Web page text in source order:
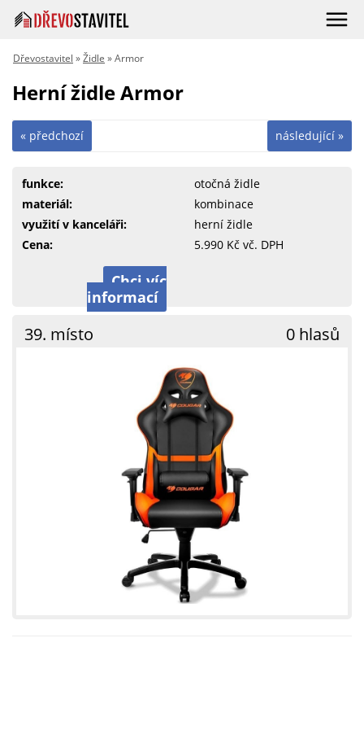
Dřevostavitel »Židle » Armor
Herní židle Armor
následující »
« předchozí
funkce:
otočná židle
materiál:
kombinace
využití v kanceláři:
herní židle
Cena:
5.990 Kč vč. DPH
Chci víc
informací
39. místo 0 hlasů